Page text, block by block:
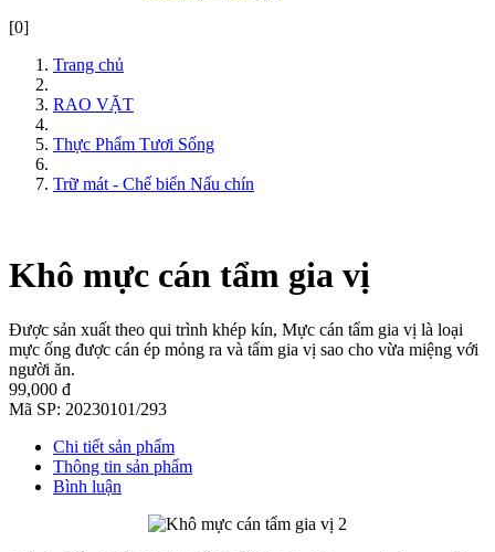
[0]
Trang chủ
RAO VẶT
Thực Phẩm Tươi Sống
Trữ mát - Chế biến Nấu chín
Khô mực cán tẩm gia vị
Được sản xuất theo qui trình khép kín, Mực cán tẩm gia vị là loại
mực ống được cán ép mỏng ra và tẩm gia vị sao cho vừa miệng với
người ăn.
99,000 đ
Mã SP: 20230101/293
Chi tiết sản phẩm
Thông tin sản phẩm
Bình luận